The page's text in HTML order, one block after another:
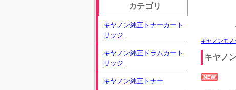
キヤノンモ
キヤノ
カテゴリ
キヤノン純正トナーカート
リッジ
キヤノン純正ドラムカート
リッジ
キヤノン純正トナー